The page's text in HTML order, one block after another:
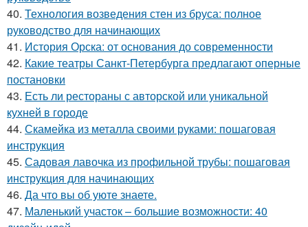
40. Технология возведения стен из бруса: полное
руководство для начинающих
41. История Орска: от основания до современности
42. Какие театры Санкт-Петербурга предлагают оперные
постановки
43. Есть ли рестораны с авторской или уникальной
кухней в городе
44. Скамейка из металла своими руками: пошаговая
инструкция
45. Садовая лавочка из профильной трубы: пошаговая
инструкция для начинающих
46. Да что вы об уюте знаете.
47. Маленький участок – большие возможности: 40